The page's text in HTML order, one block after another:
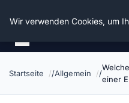
Die Schnitter
Startseite Allgemein
einer
Wir verwenden Cookies, um